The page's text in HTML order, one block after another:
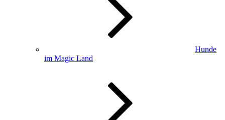
Hunde
im Magic Land